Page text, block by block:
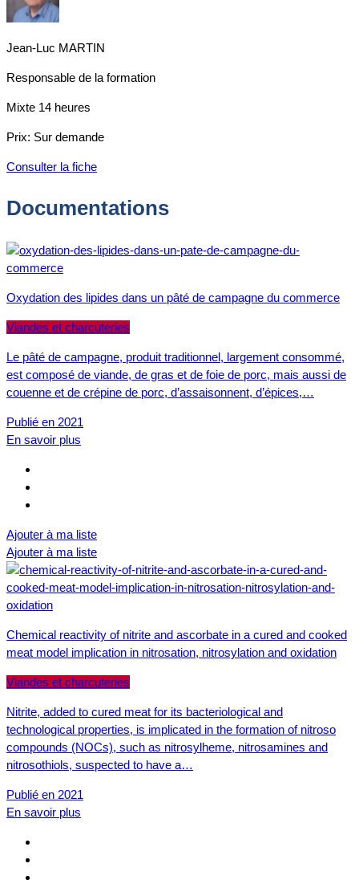
Jean-Luc MARTIN
Responsable de la formation
Mixte 14 heures
Prix: Sur demande
Consulter la fiche
Documentations
Oxydation des lipides dans un pâté de campagne du commerce
Viandes et charcuteries
Le pâté de campagne, produit traditionnel, largement consommé,
est composé de viande, de gras et de foie de porc, mais aussi de
couenne et de crépine de porc, d’assaisonnent, d’épices,…
Publié en 2021
En savoir plus
Ajouter à ma liste
Ajouter à ma liste
Chemical reactivity of nitrite and ascorbate in a cured and cooked
meat model implication in nitrosation, nitrosylation and oxidation
Viandes et charcuteries
Nitrite, added to cured meat for its bacteriological and
technological properties, is implicated in the formation of nitroso
compounds (NOCs), such as nitrosylheme, nitrosamines and
nitrosothiols, suspected to have a…
Publié en 2021
En savoir plus